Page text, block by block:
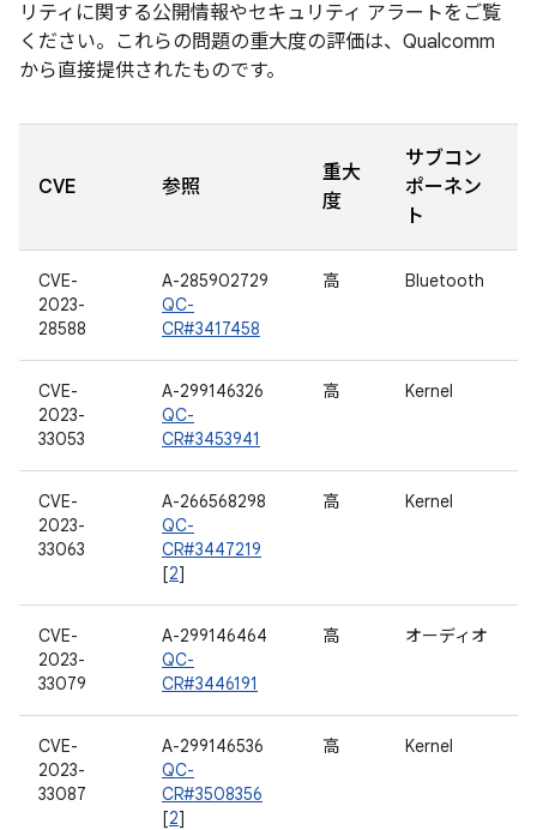
リティに関する公開情報やセキュリティ アラートをご覧
ください。これらの問題の重大度の評価は、Qualcomm
から直接提供されたものです。
CVE 参照
重大
度
サブコン
ポーネン
ト
CVE-
2023-
28588
A-285902729
QC-
CR#3417458
高 Bluetooth
CVE-
2023-
33053
A-299146326
QC-
CR#3453941
高 Kernel
CVE-
2023-
33063
A-266568298
QC-
CR#3447219
[2]
高 Kernel
CVE-
2023-
33079
A-299146464
QC-
CR#3446191
高 オーディオ
CVE-
2023-
33087
A-299146536
QC-
CR#3508356
[2]
高 Kernel